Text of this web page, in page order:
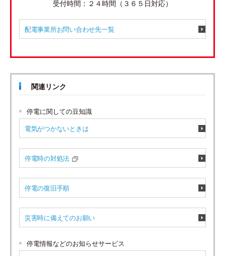
受付時間：２４時間（３６５日対応）
配電事業所お問い合わせ先一覧
関連リンク
停電に関しての豆知識
電気がつかないときは
停電時の対処法
停電の復旧手順
災害時に備えてのお願い
停電情報などのお知らせサービス